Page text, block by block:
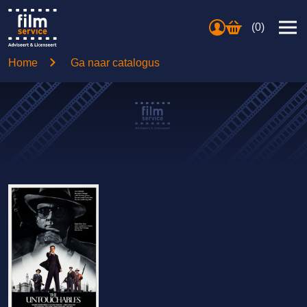
(0)
Home Ga naar catalogus